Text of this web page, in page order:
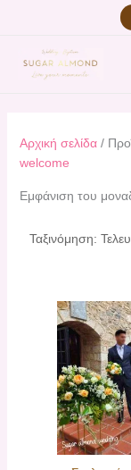
περιεχόμενο
Αρχική σελίδα/
welcome
Εμφάνιση του